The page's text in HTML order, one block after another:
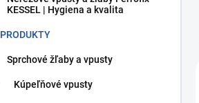
KESSEL | Hygiena a kvalita
PRODUKTY
Sprchové žľaby a vpusty
Kúpeľňové vpusty